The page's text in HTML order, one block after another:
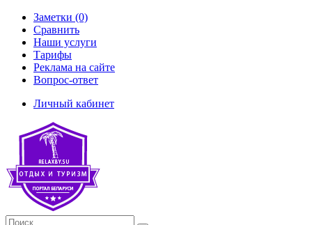
Заметки (0)
Сравнить
Наши услуги
Тарифы
Реклама на сайте
Вопрос-ответ
Личный кабинет